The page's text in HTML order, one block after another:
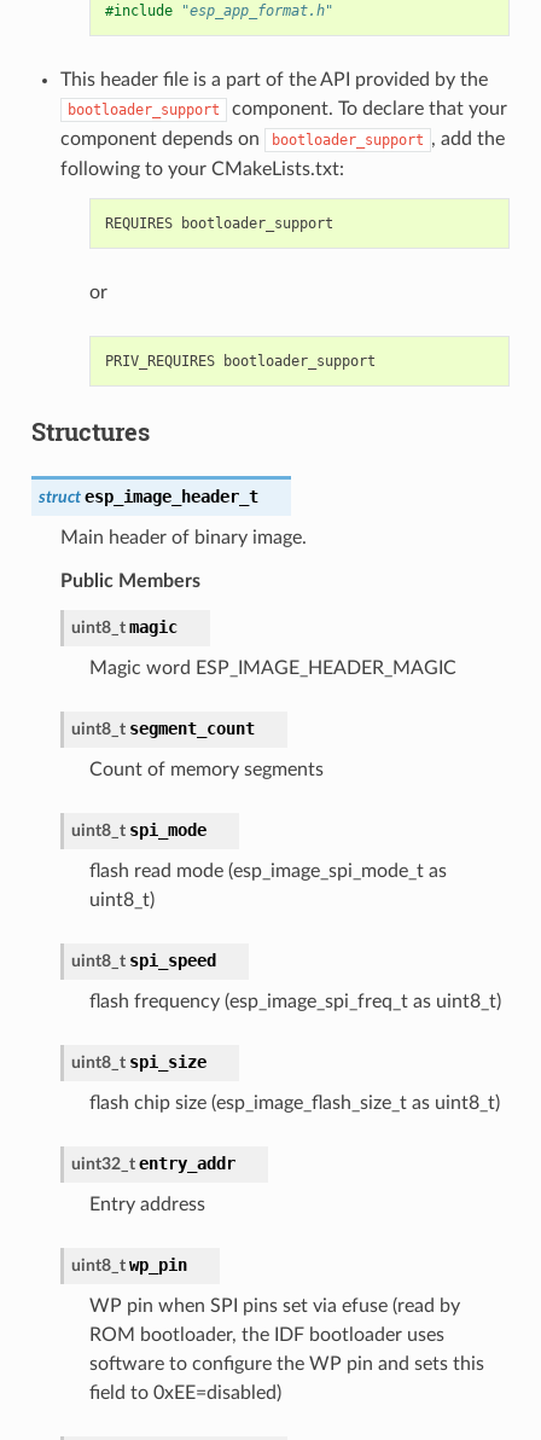
#include "esp_app_format.h"
This header file is a part of the API provided by the
bootloader_support
component. To declare that your
component depends on
bootloader_support , add the
following to your CMakeLists.txt:
or
Structures
struct esp_image_header_t
Main header of binary image.
Public Members
uint8_t magic
Magic word ESP_IMAGE_HEADER_MAGIC
uint8_t segment_count
Count of memory segments
uint8_t spi_mode
flash read mode (esp_image_spi_mode_t as
uint8_t)
uint8_t spi_speed
flash frequency (esp_image_spi_freq_t as uint8_t)
uint8_t spi_size
flash chip size (esp_image_flash_size_t as uint8_t)
uint32_t entry_addr
Entry address
uint8_t wp_pin
WP pin when SPI pins set via efuse (read by
ROM bootloader, the IDF bootloader uses
software to configure the WP pin and sets this
field to 0xEE=disabled)